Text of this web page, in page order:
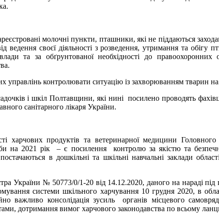
молочні пункти, пташники, які не піддаються
своєї діяльності з розведення, утримання та обігу
та за обґрунтованої необхідності до
контролювати ситуацію із захворюванням тварин на
і шкіл Полтавщини, які нині посилено проводять
санітарного лікаря України.
харчових продуктів та ветеринарної медицини
на 2021 рік – є посилення контролю за якістю та
в дошкільні та шкільні навчальні заклади
України № 50773/0/1-20 від 14.12.2020, даного на нараді
системи шкільного харчування 10 грудня 2020, в
важливо консолідація зусиль органів місцевого
дотримання вимог харчового законодавства по всьому